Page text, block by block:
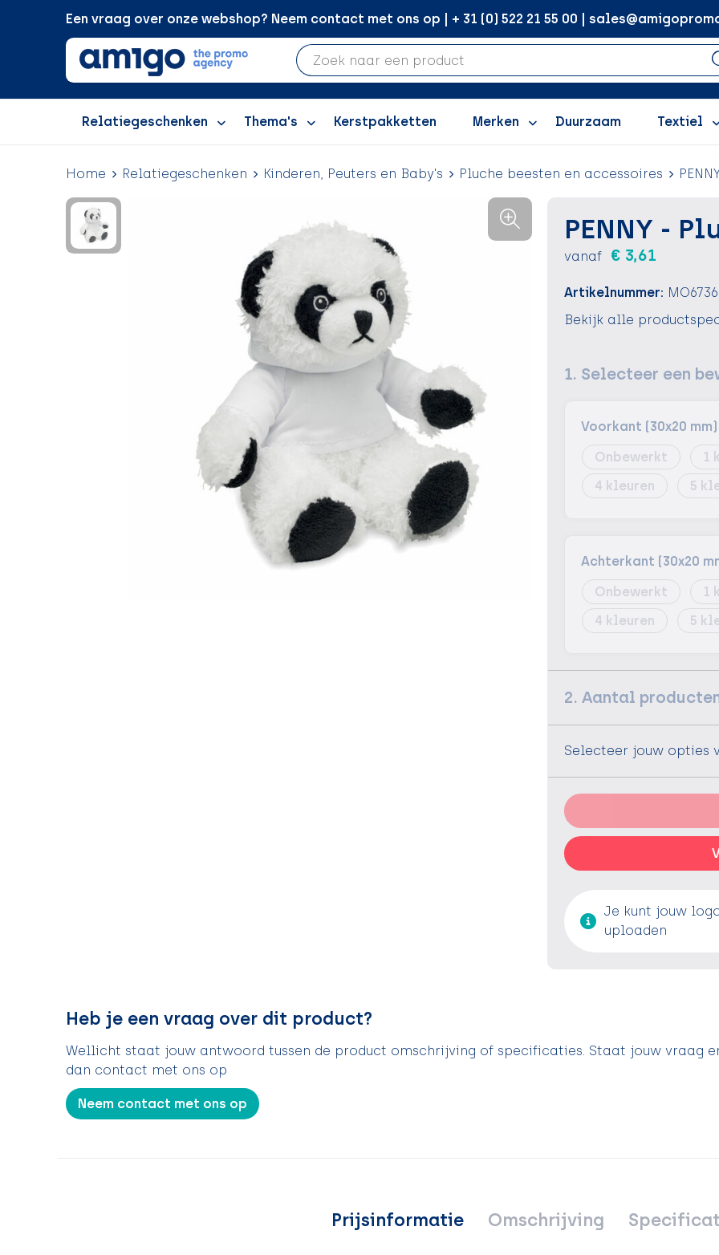
Een vraag over onze webshop? Neem contact met ons op | + 31 (0) 522 21 55 00 |
Relatiegeschenken Thema's Kerstpakketten Merken Duurzaam Textiel
Home Relatiegeschenken Kinderen, Peuters en Baby's Pluche beesten en accessoires
PENNY -
vanaf € 3,61
Artikelnummer:
Bekijk alle
1. Selecteer een
Voorkant (30x20 mm)
Onbewerkt
1
4
5
Achterkant (30x20
Onbewerkt
1
4
5
2. Aantal
Selecteer jouw opties
Je kunt jouw
uploaden
Heb je een vraag over dit product?
Wellicht staat jouw antwoord tussen de product omschrijving of specificaties. Staat jouw vraag
dan contact met ons op
Neem contact met ons op
Prijsinformatie Omschrijving